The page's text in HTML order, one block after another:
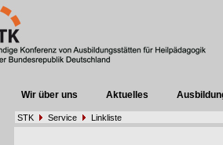
Wir über uns Aktuelles
STK Service Linkliste